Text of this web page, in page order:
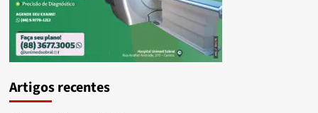
Artigos recentes